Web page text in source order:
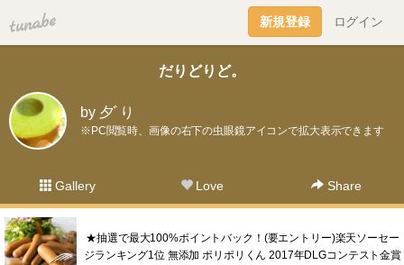
tuna.be 新規登録 ログイン
だりどりど。
by 夕ﾞり
※PC閲覧時、画像の右下の虫眼鏡アイコンで拡大表示できます
Gallery Love Share
★抽選で最大100%ポイントバック！(要エントリー)楽天ソーセー
ジランキング1位 無添加 ポリポリくん 2017年DLGコンテスト金賞